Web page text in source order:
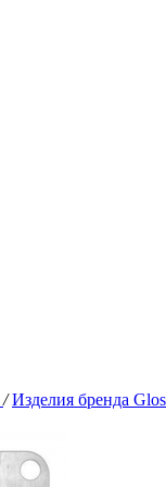
/ Изделия бренда